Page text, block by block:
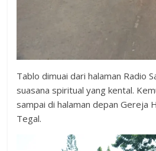
Tablo dimuai dari halaman Radio
suasana spiritual yang kental.
sampai di halaman depan Gereja
Tegal.